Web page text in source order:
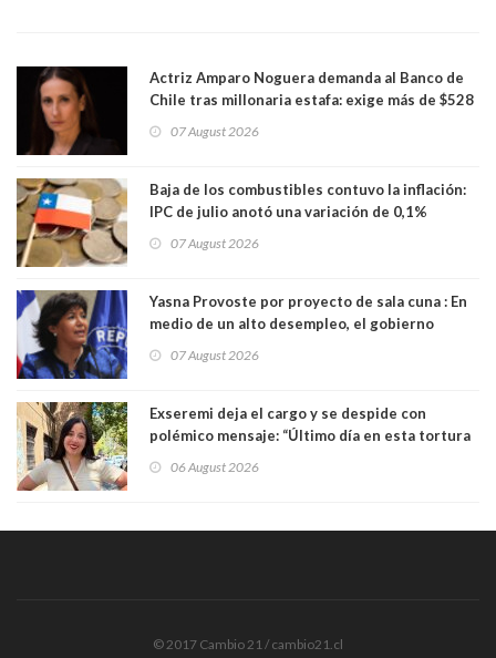
Actriz Amparo Noguera demanda al Banco de
Chile tras millonaria estafa: exige más de $528
07 August 2026
Baja de los combustibles contuvo la inflación:
IPC de julio anotó una variación de 0,1%
07 August 2026
Yasna Provoste por proyecto de sala cuna : En
medio de un alto desempleo, el gobierno
07 August 2026
Exseremi deja el cargo y se despide con
polémico mensaje: “Último día en esta tortura
06 August 2026
© 2017 Cambio 21 / cambio21.cl